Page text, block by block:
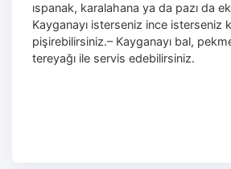
ıspanak, karalahana ya da pazı da
Kayganayı isterseniz ince isterseniz
pişirebilirsiniz.– Kayganayı bal,
tereyağı ile servis edebilirsiniz.